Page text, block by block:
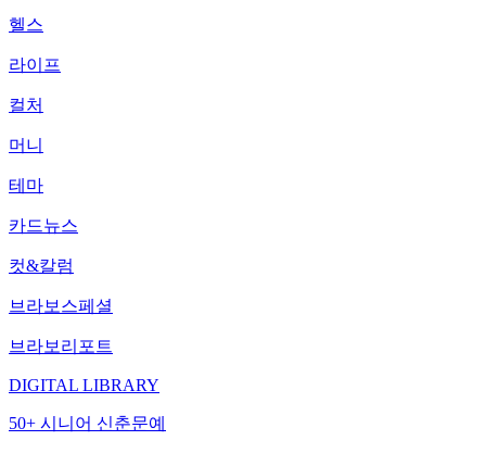
헬스
라이프
컬처
머니
테마
카드뉴스
컷&칼럼
브라보스페셜
브라보리포트
DIGITAL LIBRARY
50+ 시니어 신춘문예